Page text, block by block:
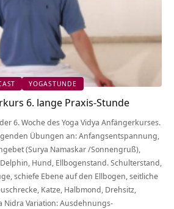
YOGASTUNDE
6. lange Praxis-Stunde
6. Woche des Yoga Vidya Anfängerkurses.
Übungen an: Anfangsentspannung,
(Surya Namaskar /Sonnengruß),
Hund, Ellbogenstand. Schulterstand,
schiefe Ebene auf den Ellbogen, seitliche
Katze, Halbmond, Drehsitz,
Nidra Variation: Ausdehnungs-